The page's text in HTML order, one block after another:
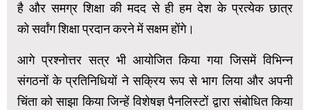
है और समग्र शिक्षा की मदद से ही हम देश के प्रत्येक छात्र
को सर्वांग शिक्षा प्रदान करने में सक्षम होंगे।
आगे प्रश्नोत्तर सत्र भी आयोजित किया गया जिसमें विभिन्न
संगठनों के प्रतिनिधियों ने सक्रिय रूप से भाग लिया और अपनी
चिंता को साझा किया जिन्हें विशेषज्ञ पैनलिस्टों द्वारा संबोधित किया